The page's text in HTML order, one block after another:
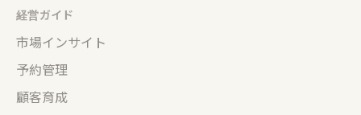
経営ガイド
市場インサイト
予約管理
顧客育成